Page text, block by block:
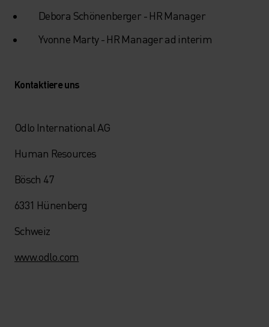
Debora Schönenberger - HR Manager
Yvonne Marty - HR Manager ad interim
Kontaktiere uns
Odlo International AG
Human Resources
Bösch 47
6331 Hünenberg
Schweiz
www.odlo.com